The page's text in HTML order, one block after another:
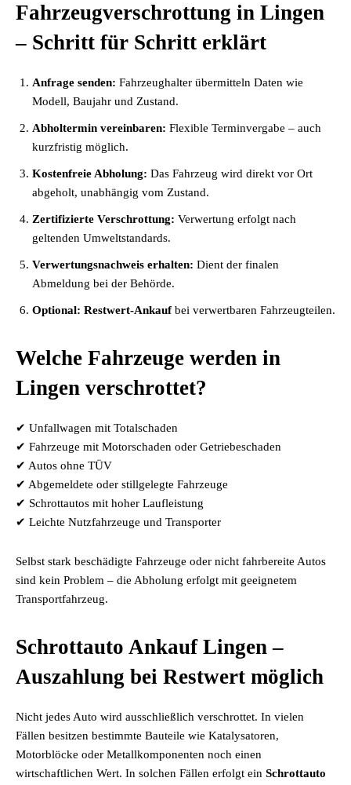
Fahrzeugverschrottung in Lingen
– Schritt für Schritt erklärt
Anfrage senden: Fahrzeughalter übermitteln Daten wie
Modell, Baujahr und Zustand.
Abholtermin vereinbaren: Flexible Terminvergabe – auch
kurzfristig möglich.
Kostenfreie Abholung: Das Fahrzeug wird direkt vor Ort
abgeholt, unabhängig vom Zustand.
Zertifizierte Verschrottung: Verwertung erfolgt nach
geltenden Umweltstandards.
Verwertungsnachweis erhalten: Dient der finalen
Abmeldung bei der Behörde.
Optional: Restwert-Ankaufbei verwertbaren Fahrzeugteilen.
Welche Fahrzeuge werden in
Lingen verschrottet?
✔ Unfallwagen mit Totalschaden
✔ Fahrzeuge mit Motorschaden oder Getriebeschaden
✔ Autos ohne TÜV
✔ Abgemeldete oder stillgelegte Fahrzeuge
✔ Schrottautos mit hoher Laufleistung
✔ Leichte Nutzfahrzeuge und Transporter
Selbst stark beschädigte Fahrzeuge oder nicht fahrbereite Autos
sind kein Problem – die Abholung erfolgt mit geeignetem
Transportfahrzeug.
Schrottauto Ankauf Lingen –
Auszahlung bei Restwert möglich
Nicht jedes Auto wird ausschließlich verschrottet. In vielen
Fällen besitzen bestimmte Bauteile wie Katalysatoren,
Motorblöcke oder Metallkomponenten noch einen
wirtschaftlichen Wert. In solchen Fällen erfolgt ein Schrottauto